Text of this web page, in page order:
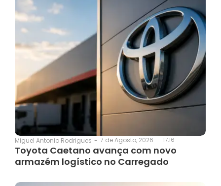
Miguel Antonio Rodrigues - 7 de Agosto, 2026 - 17:16
Toyota Caetano avança com novo
armazém logístico no Carregado